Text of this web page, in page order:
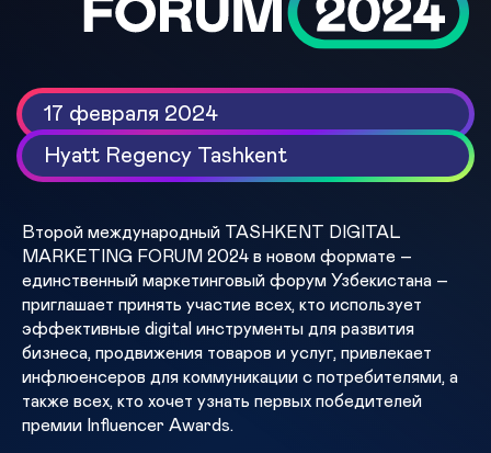
17 февраля 2024
Hyatt Regency Tashkent
Второй международный TASHKENT DIGITAL
MARKETING FORUM 2024 в новом формате –
единственный маркетинговый форум Узбекистана –
приглашает принять участие всех, кто использует
эффективные digital инструменты для развития
бизнеса, продвижения товаров и услуг, привлекает
инфлюенсеров для коммуникации с потребителями, а
также всех, кто хочет узнать первыx победителей
премии Influencer Awards.